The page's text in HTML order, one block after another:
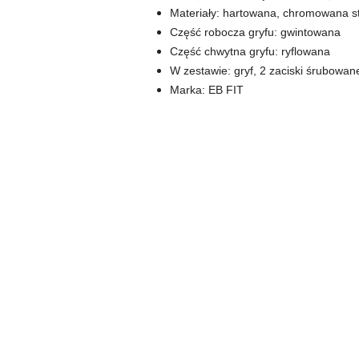
Materiały: hartowana, chromowana
Część robocza gryfu: gwintowana
Część chwytna gryfu: ryflowana
W zestawie: gryf, 2 zaciski
Marka: EB FIT